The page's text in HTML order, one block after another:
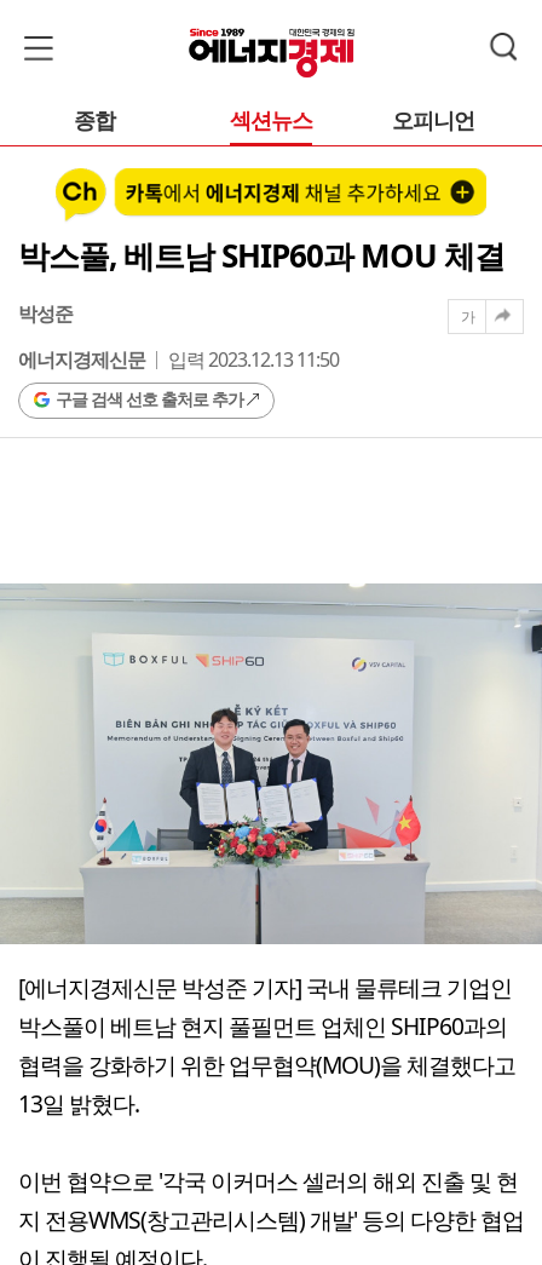
종합 섹션뉴스 오피니언
박스풀, 베트남 SHIP60과 MOU 체결
박성준
에너지경제신문
입력 2023.12.13 11:50
구글 검색 선호 출처로 추가
가
[에너지경제신문 박성준 기자] 국내 물류테크 기업인
박스풀이 베트남 현지 풀필먼트 업체인 SHIP60과의
협력을 강화하기 위한 업무협약(MOU)을 체결했다고
13일 밝혔다.
이번 협약으로 '각국 이커머스 셀러의 해외 진출 및 현
지 전용WMS(창고관리시스템) 개발' 등의 다양한 협업
이 진행될 예정이다.